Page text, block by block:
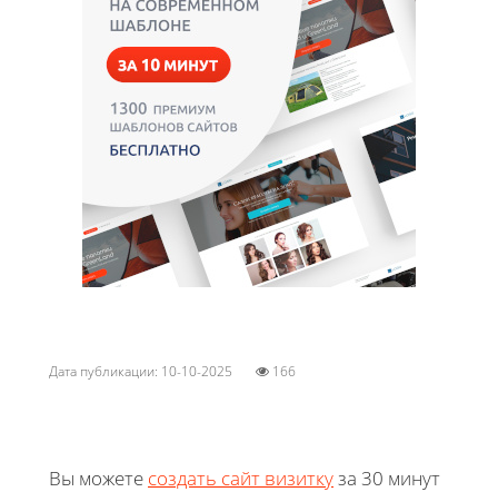
Дата публикации: 10-10-2025 166
Вы можете создать сайт визиткуза 30 минут